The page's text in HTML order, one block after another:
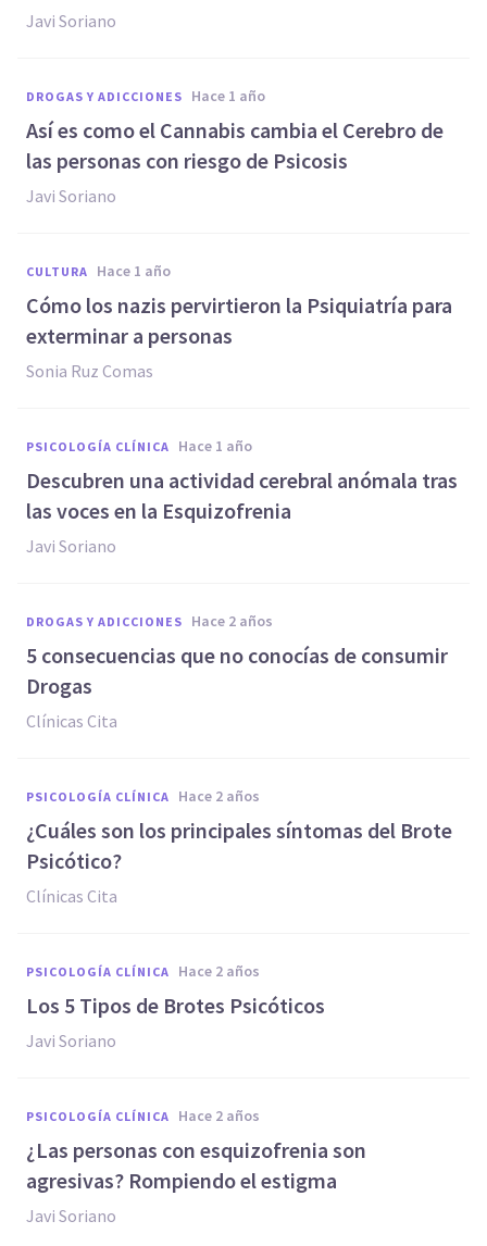
Javi Soriano
DROGAS Y ADICCIONES hace 1 año
Así es como el Cannabis cambia el Cerebro de
las personas con riesgo de Psicosis
Javi Soriano
CULTURA hace 1 año
Cómo los nazis pervirtieron la Psiquiatría para
exterminar a personas
Sonia Ruz Comas
PSICOLOGÍA CLÍNICA hace 1 año
Descubren una actividad cerebral anómala tras
las voces en la Esquizofrenia
Javi Soriano
DROGAS Y ADICCIONES hace 2 años
5 consecuencias que no conocías de consumir
Drogas
Clínicas Cita
PSICOLOGÍA CLÍNICA hace 2 años
¿Cuáles son los principales síntomas del Brote
Psicótico?
Clínicas Cita
PSICOLOGÍA CLÍNICA hace 2 años
Los 5 Tipos de Brotes Psicóticos
Javi Soriano
PSICOLOGÍA CLÍNICA hace 2 años
¿Las personas con esquizofrenia son
agresivas? Rompiendo el estigma
Javi Soriano